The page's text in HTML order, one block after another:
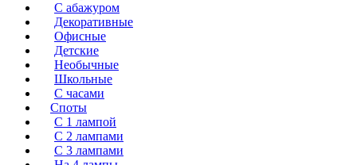
С абажуром
Декоративные
Офисные
Детские
Необычные
Школьные
С часами
Споты
С 1 лампой
С 2 лампами
С 3 лампами